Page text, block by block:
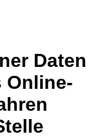
Daten
Online-